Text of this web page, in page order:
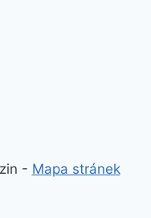
- Mapa stránek